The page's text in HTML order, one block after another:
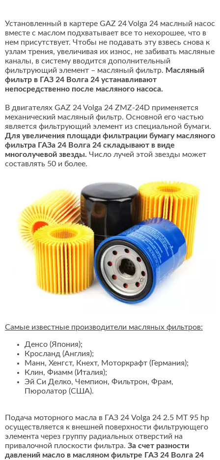
Установленный в картере GAZ 24 Volga 24 маслный насос
вместе с маслом подхватывает все то нехорошее, что в
нем присутствует. Чтобы не подавать эту взвесь снова к
узлам трения, увеличивая их износ, не забивать масляные
каналы, в систему вводится дополнительный
фильтрующий элемент – масляный фильтр. Масляный
фильтр в ГАЗ 24 Волга 24 устанавливают
непосредственно после масляного насоса.
В двигателях GAZ 24 Volga 24 ZMZ-24D применяется
механический масляный фильтр. Основной его частью
является фильтрующий элемент из специальной бумаги.
Для увеличения площади фильтрации бумагу масляного
фильтра ГАЗа 24 Волга 24 складывают в виде
многолучевой звезды. Число лучей этой звезды может
составлять 50 и более.
Самые известные производители масляных фильтров:
Денсо (Япония);
Кросланд (Англия);
Манн, Хенгст, Кнехт, Моторкрафт (Германия);
Клин, Фиамм (Италия);
Эй Си Делко, Чемпион, Фильтрон, Фрам,
Пюролатор (США).
Подача моторного масла в ГАЗ 24 Volga 24 2.5 MT 95 hp
осуществляется к внешней поверхности фильтрующего
элемента через группу радиальных отверстий на
привалочной плоскости фильтра. За счет разности
давлений масло в масляном фильтре ГАЗ 24 Волга 24